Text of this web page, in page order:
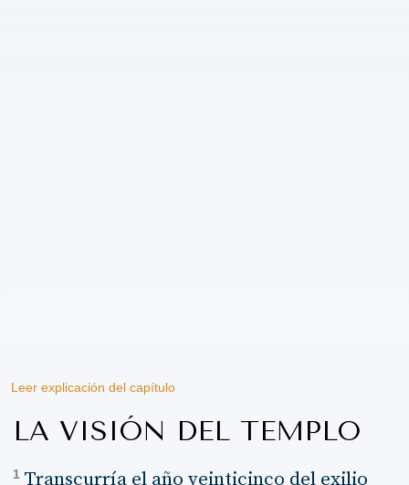
Leer explicación del capítulo
LA VISIÓN DEL TEMPLO
1 Transcurría el año veinticinco del exilio